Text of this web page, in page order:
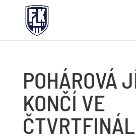
POHÁROVÁ
KONČÍ VE